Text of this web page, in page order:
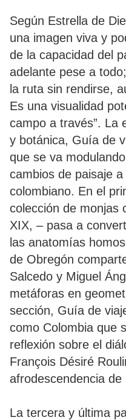
Según Estrella de
una imagen viva y
de la capacidad del
adelante pese a
la ruta sin rendirse,
Es una visualidad
campo a través”. La
y botánica, Guía de
que se va
cambios de paisaje
colombiano. En el
colección de monjas
XIX, – pasa a
las anatomías
de Obregón
Salcedo y Miguel
metáforas en
sección, Guía de
como Colombia que
reflexión sobre el
François Désiré
afrodescendencia
La tercera y última